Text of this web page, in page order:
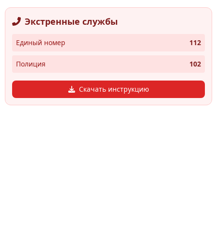
Экстренные службы
Единый номер 112
Полиция 102
Скачать инструкцию